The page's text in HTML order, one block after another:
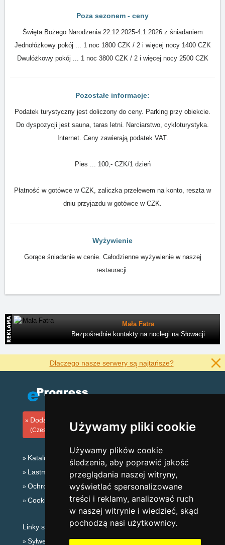
Używamy pliki cookie
Używamy plików cookie
śledzenia, aby poprawić jakość
przeglądania naszej witryny,
wyświetlać spersonalizowane
treści i reklamy, analizować ruch
w naszej witrynie i wiedzieć, skąd
pochodzą nasi użytkownicy.
Poza sezonem - ceny
Święta Bożego Narodzenia 22.12.2025-4.1.2026 z śniadaniem
Jednołóżkowy pokój ... 1 noc 1800 CZK / 2 i więcej nocy 1400 CZK
Dwułóżkowy pokój ... 1 noc 3800 CZK / 2 i więcej nocy 2500 CZK
Pozostałe informacje:
Podatek turystyczny jest doliczony do ceny. Parking przy obiekcie.
Do dyspozycji jest sauna, taras letni. Narciarstwo, cykloturystyka.
Internet. Ceny zawierają podatek VAT.
Pies ... 100,- CZK/1 dzień
Płatność w gotówce w CZK, zaliczka przelewem na konto, reszta w
dniu przyjazdu w gotówce w CZK.
Wyżywienie
Gorące śniadanie w cenie. Całodzienne wyżywienie w naszej
restauracji.
Mała Fatra
Bezpośrednie kontakty na noclegi na Słowacji
Dlaczego nasze serwery są najtańsze?
Dodaj zakwaterowanie
(Czeski)
Katalog zakwaterowania
Lastminute Góry Izerskie
Ochrona prywatności
Cookies
Linky sezonowe:
Sylwester Góry Izerskie